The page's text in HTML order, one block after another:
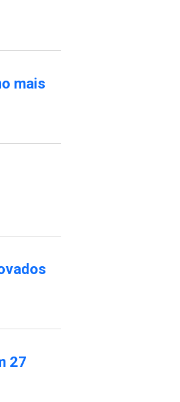
mais
27